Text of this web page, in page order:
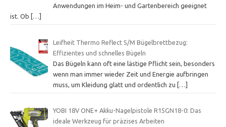
Anwendungen im Heim- und Gartenbereich geeignet
ist. Ob
[…]
Leifheit Thermo Reflect S/M Bügelbrettbezug:
Effizientes und schnelles Bügeln
Das Bügeln kann oft eine lästige Pflicht sein, besonders
wenn man immer wieder Zeit und Energie aufbringen
muss, um Kleidung glatt und ordentlich zu
[…]
YOBI 18V ONE+ Akku-Nagelpistole R15GN18-0: Das
ideale Werkzeug für präzises Arbeiten